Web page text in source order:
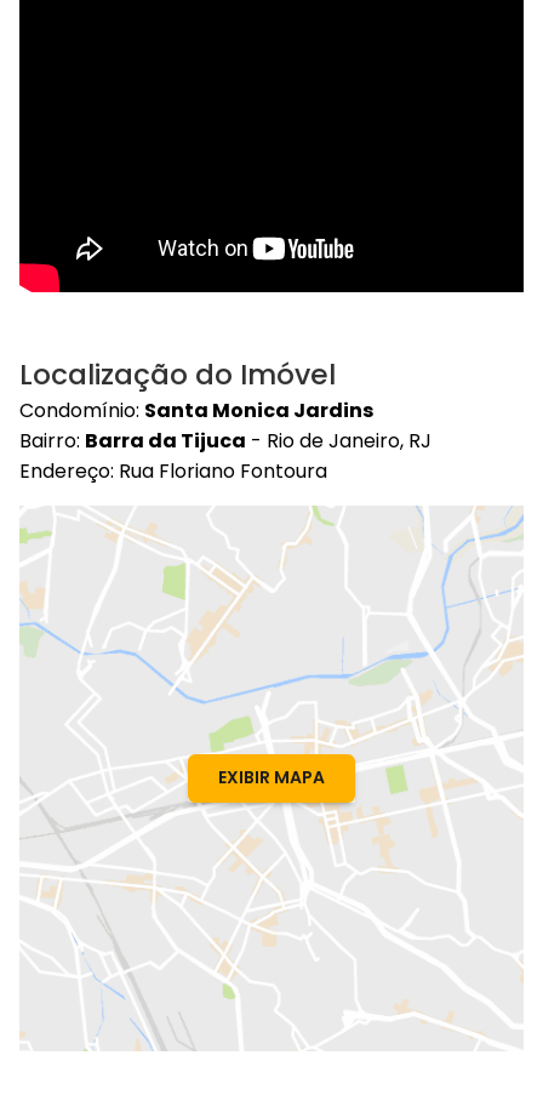
Localização do Imóvel
Condomínio: Santa Monica Jardins
Bairro: Barra da Tijuca - Rio de Janeiro, RJ
Endereço: Rua Floriano Fontoura
EXIBIR MAPA